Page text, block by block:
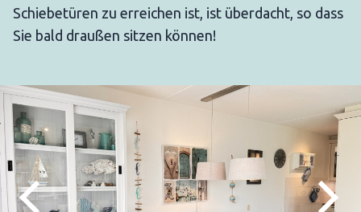
Schiebetüren zu erreichen ist, ist überdacht, so dass
Sie bald draußen sitzen können!